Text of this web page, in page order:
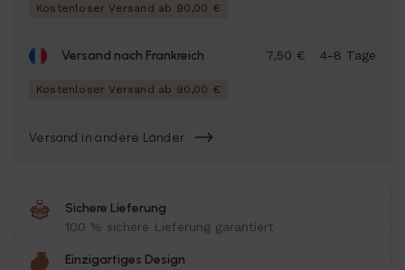
Kostenloser Versand ab 90,00 €
Versand nach Frankreich 4-8 Tage
7,50 €
Kostenloser Versand ab 90,00 €
Versand in andere Länder
Sichere Lieferung
100 % sichere Lieferung garantiert
Einzigartiges Design